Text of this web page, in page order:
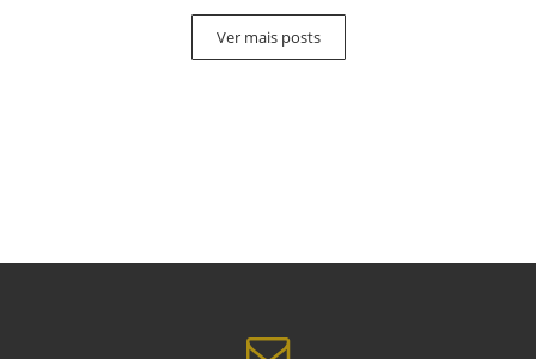
Ver mais posts